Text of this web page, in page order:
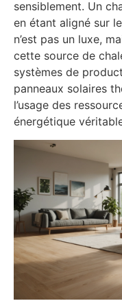
sensiblement. Un
en étant aligné sur
n’est pas un luxe,
cette source de
systèmes de
panneaux solaires
l’usage des
énergétique